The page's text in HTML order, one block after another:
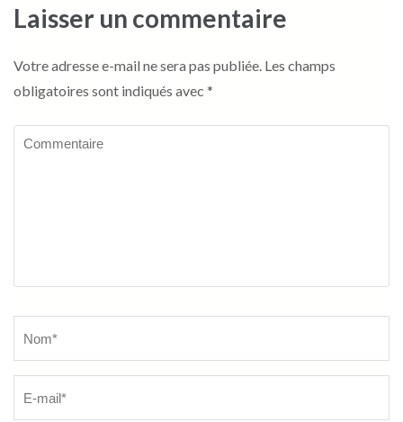
Laisser un commentaire
Votre adresse e-mail ne sera pas publiée. Les champs
obligatoires sont indiqués avec *
Commentaire